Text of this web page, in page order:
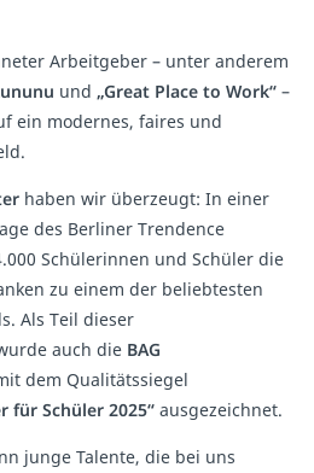
Arbeitgeber – unter anderem
und „Great Place to Work“ –
ein modernes, faires und
haben wir überzeugt: In einer
des Berliner Trendence
Schülerinnen und Schüler die
zu einem der beliebtesten
Als Teil dieser
auch die BAG
dem Qualitätssiegel
für Schüler 2025“ ausgezeichnet.
junge Talente, die bei uns